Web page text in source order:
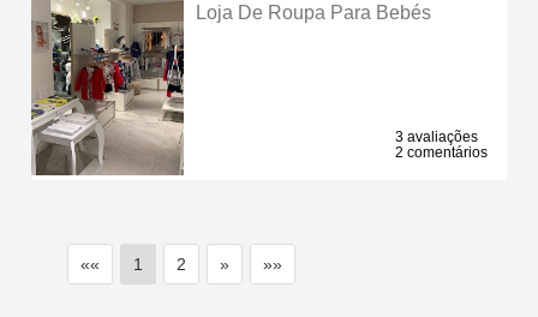
Loja De Roupa Para Bebés
3 avaliações
2 comentários
«« 1 2 » »»